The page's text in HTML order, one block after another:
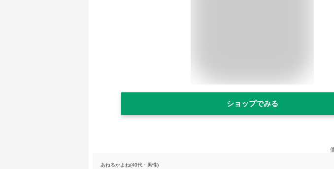
ショップでみる
あねるかよね(40代・男性)